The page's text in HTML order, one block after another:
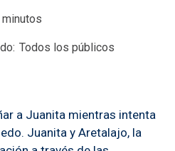
minutos
Todos los públicos
a Juanita mientras intenta
Juanita y Aretalajo, la